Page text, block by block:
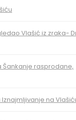
Vlašić iz zraka-
Šankanje rasprodane,
na